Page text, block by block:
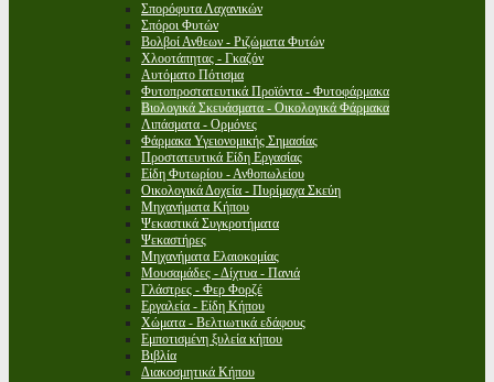
Σπορόφυτα Λαχανικών
Σπόροι Φυτών
Βολβοί Ανθεων - Ριζώματα Φυτών
Χλοοτάπητας - Γκαζόν
Αυτόματο Πότισμα
Φυτοπροστατευτικά Προϊόντα - Φυτοφάρμακα
Βιολογικά Σκευάσματα - Οικολογικά Φάρμακα
Λιπάσματα - Ορμόνες
Φάρμακα Υγειονομικής Σημασίας
Προστατευτικά Είδη Εργασίας
Είδη Φυτωρίου - Ανθοπωλείου
Οικολογικά Δοχεία - Πυρίμαχα Σκεύη
Μηχανήματα Κήπου
Ψεκαστικά Συγκροτήματα
Ψεκαστήρες
Μηχανήματα Ελαιοκομίας
Μουσαμάδες - Δίχτυα - Πανιά
Γλάστρες - Φερ Φορζέ
Εργαλεία - Είδη Κήπου
Χώματα - Βελτιωτικά εδάφους
Εμποτισμένη ξυλεία κήπου
Βιβλία
Διακοσμητικά Κήπου